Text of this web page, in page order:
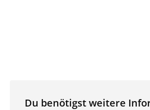
Du benötigst weitere